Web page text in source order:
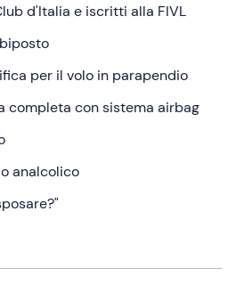
ami.
diTorino. Prima di decollare il
procedure
da seguire
necessaria
con il tuo pilota, sarete
meteo della giornata. Vi
d'Italia e iscritti alla FIVL
per il volo in parapendio
completa con sistema airbag
analcolico